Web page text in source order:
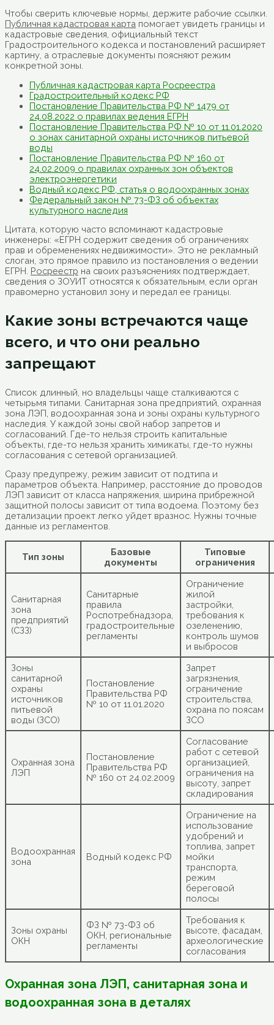
Чтобы сверить ключевые нормы, держите рабочие ссылки.
Публичная кадастровая карта помогает увидеть границы и
кадастровые сведения, официальный текст
Градостроительного кодекса и постановлений расширяет
картину, а отраслевые документы поясняют режим
конкретной зоны.
Публичная кадастровая карта Росреестра
Градостроительный кодекс РФ
Постановление Правительства РФ № 1479 от
24.08.2022 о правилах ведения ЕГРН
Постановление Правительства РФ № 10 от 11.01.2020
о зонах санитарной охраны источников питьевой
воды
Постановление Правительства РФ № 160 от
24.02.2009 о правилах охранных зон объектов
электроэнергетики
Водный кодекс РФ, статья о водоохранных зонах
Федеральный закон № 73-ФЗ об объектах
культурного наследия
Цитата, которую часто вспоминают кадастровые
инженеры: «ЕГРН содержит сведения об ограничениях
прав и обременениях недвижимости». Это не рекламный
слоган, это прямое правило из постановления о ведении
ЕГРН. Росреестр на своих разъяснениях подтверждает,
сведения о ЗОУИТ относятся к обязательным, если орган
правомерно установил зону и передал ее границы.
Какие зоны встречаются чаще
всего, и что они реально
запрещают
Список длинный, но владельцы чаще сталкиваются с
четырьмя типами. Санитарная зона предприятий, охранная
зона ЛЭП, водоохранная зона и зоны охраны культурного
наследия. У каждой зоны свой набор запретов и
согласований. Где-то нельзя строить капитальные
объекты, где-то нельзя хранить химикаты, где-то нужны
согласования с сетевой организацией.
Сразу предупрежу, режим зависит от подтипа и
параметров объекта. Например, расстояние до проводов
ЛЭП зависит от класса напряжения, ширина прибрежной
защитной полосы зависит от типа водоема. Поэтому без
детализации проект легко уйдет вразнос. Нужны точные
данные из регламентов.
Тип зоны
Базовые
документы
Типовые
ограничения
Санитарная
зона
предприятий
(СЗЗ)
Санитарные
правила
Роспотребнадзора,
градостроительные
регламенты
Ограничение
жилой
застройки,
требования к
озеленению,
контроль шумов
и выбросов
Зоны
санитарной
охраны
источников
питьевой
воды (ЗСО)
Постановление
Правительства РФ
№ 10 от 11.01.2020
Запрет
загрязнения,
ограничение
строительства,
охрана по поясам
ЗСО
Охранная зона
ЛЭП
Постановление
Правительства РФ
№ 160 от 24.02.2009
Согласование
работ с сетевой
организацией,
ограничения на
высоту, запрет
складирования
Водоохранная
зона
Водный кодекс РФ
Ограничение на
использование
удобрений и
топлива, запрет
мойки
транспорта,
режим
береговой
полосы
Зоны охраны
ОКН
ФЗ № 73-ФЗ об
ОКН, региональные
регламенты
Требования к
высоте, фасадам,
археологические
согласования
Охранная зона ЛЭП, санитарная зона и
водоохранная зона в деталях